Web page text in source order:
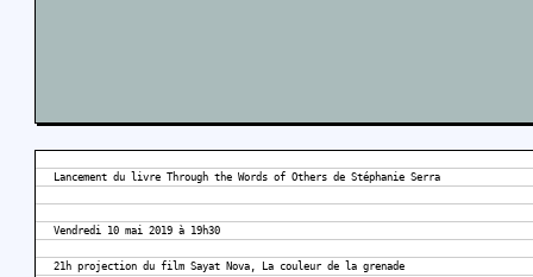
Lancement du livre Through the Words of Others de Stéphanie Serra
Vendredi 10 mai 2019 à 19h30
21h projection du film Sayat Nova, La couleur de la grenade